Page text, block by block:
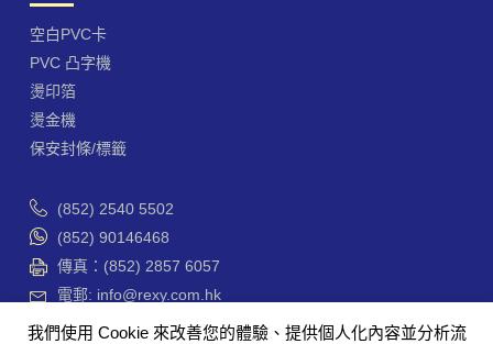
我們使用 Cookie 來改善您的體驗、提供個人化內容並分析流
空白PVC卡
PVC 凸字機
燙印箔
燙金機
保安封條/標籤
(852) 2540 5502
(852) 90146468
傳真：(852) 2857 6057
電郵: info@rexy.com.hk
香港 干諾道西188號 香港商業中心 42樓4201-3室